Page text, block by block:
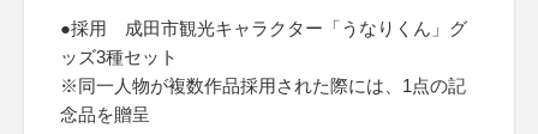
●採用 成田市観光キャラクター「うなりくん」グ
ッズ3種セット
※同一人物が複数作品採用された際には、1点の記
念品を贈呈